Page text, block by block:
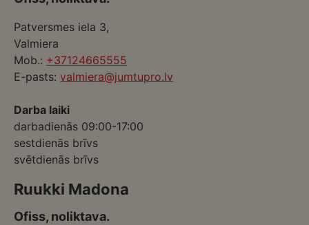
Patversmes iela 3,
Valmiera
Mob.: +37124665555
E-pasts: valmiera@jumtupro.lv
Darba laiki
darbadienās 09:00-17:00
sestdienās brīvs
svētdienās brīvs
Ruukki Madona
Ofiss, noliktava.